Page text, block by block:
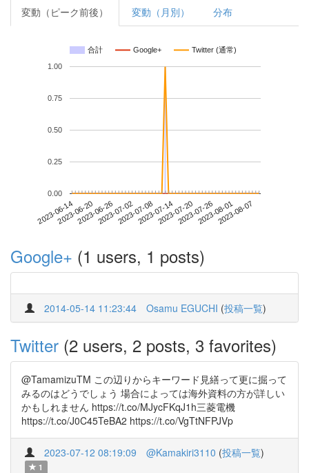
変動（ピーク前後） 変動（月別） 分布
合計 Google+ Twitter (通常)
2023-06-142023-06-202023-06-262023-07-022023-07-082023-07-142023-07-202023-07-262023-08-012023-08-07
0.00
0.25
0.50
0.75
1.00
Google+ (1 users, 1 posts)
2014-05-14 11:23:44 Osamu EGUCHI (投稿一覧)
Twitter (2 users, 2 posts, 3 favorites)
@TamamizuTM この辺りからキーワード見繕って更に掘って
みるのはどうでしょう 場合によっては海外資料の方が詳しい
かもしれません https://t.co/MJycFKqJ1h三菱電機
https://t.co/J0C45TeBA2 https://t.co/VgTtNFPJVp
2023-07-12 08:19:09 @Kamakiri3110 (投稿一覧)
1